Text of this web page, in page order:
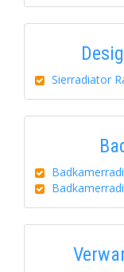
Sierradiator